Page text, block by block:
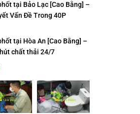
tại Bảo Lạc [Cao Bằng] –
Vấn Đề Trong 40P
tại Hòa An [Cao Bằng] –
chất thải 24/7